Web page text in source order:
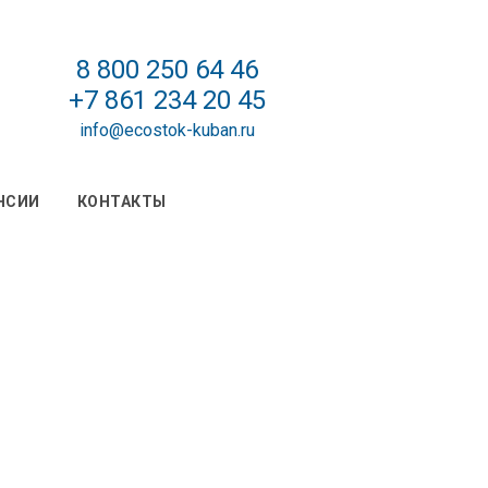
8 800 250 64 46
+7 861 234 20 45
info@ecostok-kuban.ru
КОНТАКТЫ